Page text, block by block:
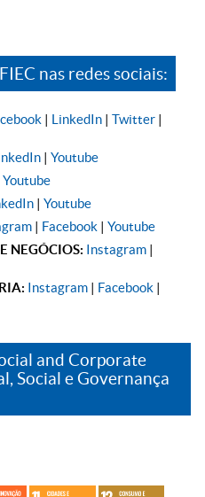
nas redes sociais:
| LinkedIn | Twitter |
| Youtube
Youtube
| Youtube
| Facebook | Youtube
NEGÓCIOS: Instagram |
Instagram | Facebook |
and Corporate
Social e Governança